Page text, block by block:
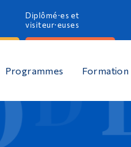
Diplômé·es et
visiteur·euses
Programmes Formation